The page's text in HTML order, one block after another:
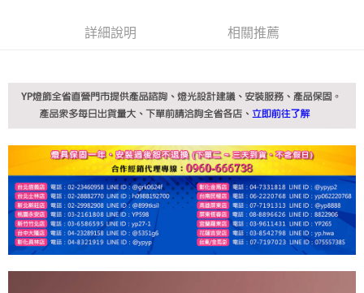
詳細說明 相關推薦